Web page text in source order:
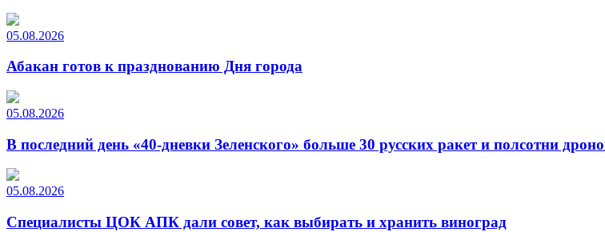
05.08.2026
Абакан готов к празднованию Дня города
05.08.2026
В последний день «40-дневки Зеленского» больше 30 русских ракет и полсотни
05.08.2026
Специалисты ЦОК АПК дали совет, как выбирать и хранить виноград